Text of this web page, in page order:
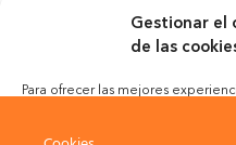
Gestionar el
de las
Para ofrecer las mejores